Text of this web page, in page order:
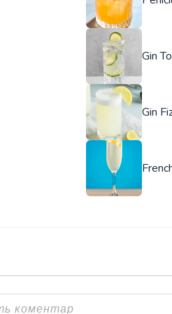
Gin
Gin